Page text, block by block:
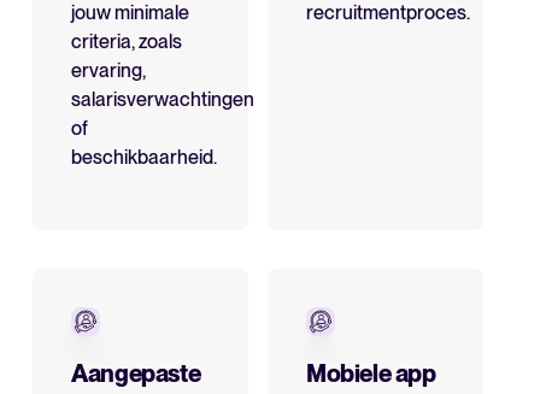
jouw minimale
criteria, zoals
ervaring,
salarisverwachtingen
of
beschikbaarheid.
recruitmentproces.
Aangepaste
Mobiele app